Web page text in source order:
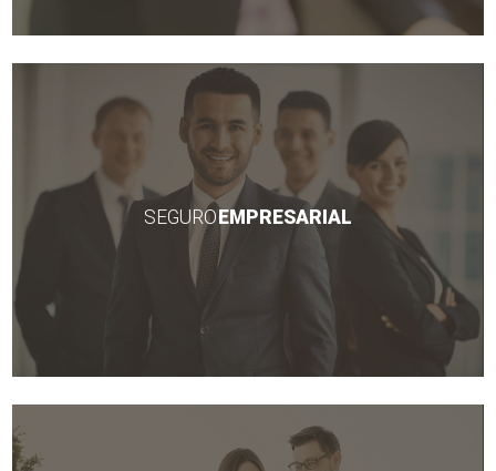
SEGUROEMPRESARIAL